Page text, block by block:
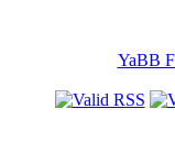
YaBB